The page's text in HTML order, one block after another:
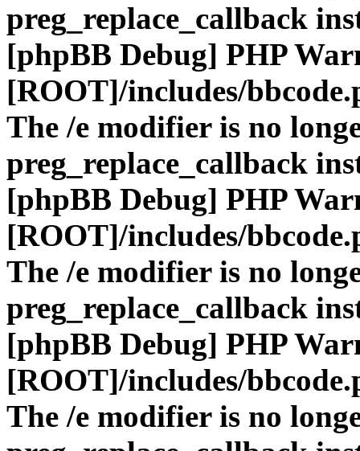
preg_replace_callback
[phpBB Debug] PHP
[ROOT]/includes/
The /e modifier is no
preg_replace_callback
[phpBB Debug] PHP
[ROOT]/includes/
The /e modifier is no
preg_replace_callback
[phpBB Debug] PHP
[ROOT]/includes/
The /e modifier is no